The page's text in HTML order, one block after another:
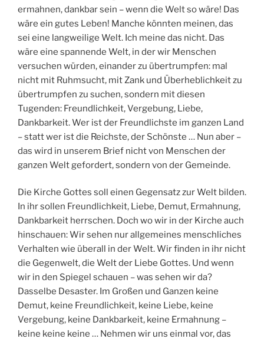
ermahnen, dankbar sein – wenn die Welt so wäre! Das
wäre ein gutes Leben! Manche könnten meinen, das
sei eine langweilige Welt. Ich meine das nicht. Das
wäre eine spannende Welt, in der wir Menschen
versuchen würden, einander zu übertrumpfen: mal
nicht mit Ruhmsucht, mit Zank und Überheblichkeit zu
übertrumpfen zu suchen, sondern mit diesen
Tugenden: Freundlichkeit, Vergebung, Liebe,
Dankbarkeit. Wer ist der Freundlichste im ganzen Land
– statt wer ist die Reichste, der Schönste … Nun aber –
das wird in unserem Brief nicht von Menschen der
ganzen Welt gefordert, sondern von der Gemeinde.
Die Kirche Gottes soll einen Gegensatz zur Welt bilden.
In ihr sollen Freundlichkeit, Liebe, Demut, Ermahnung,
Dankbarkeit herrschen. Doch wo wir in der Kirche auch
hinschauen: Wir sehen nur allgemeines menschliches
Verhalten wie überall in der Welt. Wir finden in ihr nicht
die Gegenwelt, die Welt der Liebe Gottes. Und wenn
wir in den Spiegel schauen – was sehen wir da?
Dasselbe Desaster. Im Großen und Ganzen keine
Demut, keine Freundlichkeit, keine Liebe, keine
Vergebung, keine Dankbarkeit, keine Ermahnung –
keine keine keine … Nehmen wir uns einmal vor, das